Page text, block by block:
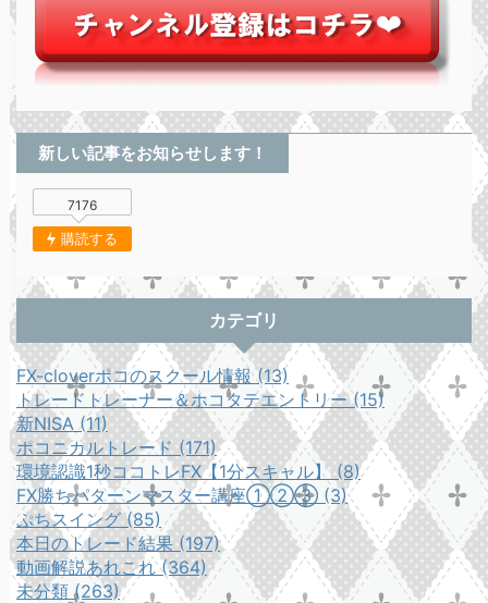
新しい記事をお知らせします！
7176
購読する
カテゴリ
FX-cloverポコのスクール情報 (13)
トレードトレーナー＆ホコタテエントリー (15)
新NISA (11)
ポコニカルトレード (171)
環境認識1秒ココトレFX【1分スキャル】 (8)
FX勝ちパターンマスター講座①②③ (3)
ぷちスイング (85)
本日のトレード結果 (197)
動画解説あれこれ (364)
未分類 (263)